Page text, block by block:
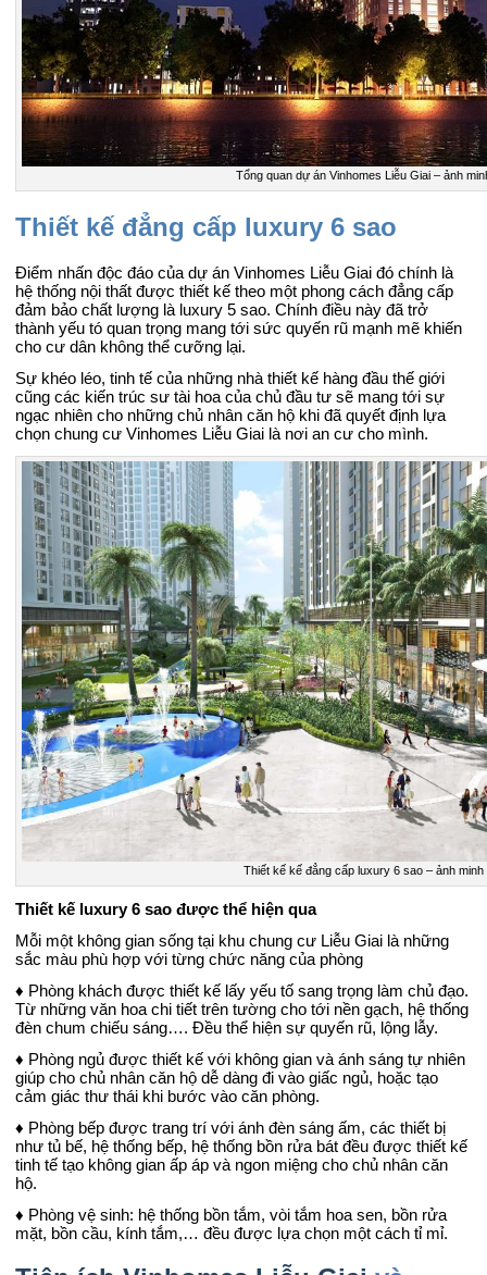
Tổng quan dự án Vinhomes Liễu Giai – ảnh
Thiết kế đẳng cấp luxury 6 sao
Điểm nhấn độc đáo của dự án Vinhomes Liễu Giai đó chính là
hệ thống nội thất được thiết kế theo một phong cách đẳng cấp
đảm bảo chất lượng là luxury 5 sao. Chính điều này đã trở
thành yếu tó quan trọng mang tới sức quyến rũ mạnh mẽ khiến
cho cư dân không thể cưỡng lại.
Sự khéo léo, tinh tế của những nhà thiết kế hàng đầu thế giới
cũng các kiến trúc sư tài hoa của chủ đầu tư sẽ mang tới sự
ngạc nhiên cho những chủ nhân căn hộ khi đã quyết định lựa
chọn chung cư Vinhomes Liễu Giai là nơi an cư cho mình.
Thiết kế kế đẳng cấp luxury 6 sao – ảnh minh
Thiết kế luxury 6 sao được thể hiện qua
Mỗi một không gian sống tại khu chung cư Liễu Giai là những
sắc màu phù hợp với từng chức năng của phòng
♦ Phòng khách được thiết kế lấy yếu tố sang trọng làm chủ đạo.
Từ những văn hoa chi tiết trên tường cho tới nền gạch, hệ thống
đèn chum chiếu sáng…. Đều thể hiện sự quyến rũ, lộng lẫy.
♦ Phòng ngủ được thiết kế với không gian và ánh sáng tự nhiên
giúp cho chủ nhân căn hộ dễ dàng đi vào giấc ngủ, hoặc tạo
cảm giác thư thái khi bước vào căn phòng.
♦ Phòng bếp được trang trí với ánh đèn sáng ấm, các thiết bị
như tủ bế, hệ thống bếp, hệ thống bồn rửa bát đều được thiết kế
tinh tế tạo không gian ấp áp và ngon miệng cho chủ nhân căn
hộ.
♦ Phòng vệ sinh: hệ thống bồn tắm, vòi tắm hoa sen, bồn rửa
mặt, bồn cầu, kính tắm,… đều được lựa chọn một cách tỉ mỉ.